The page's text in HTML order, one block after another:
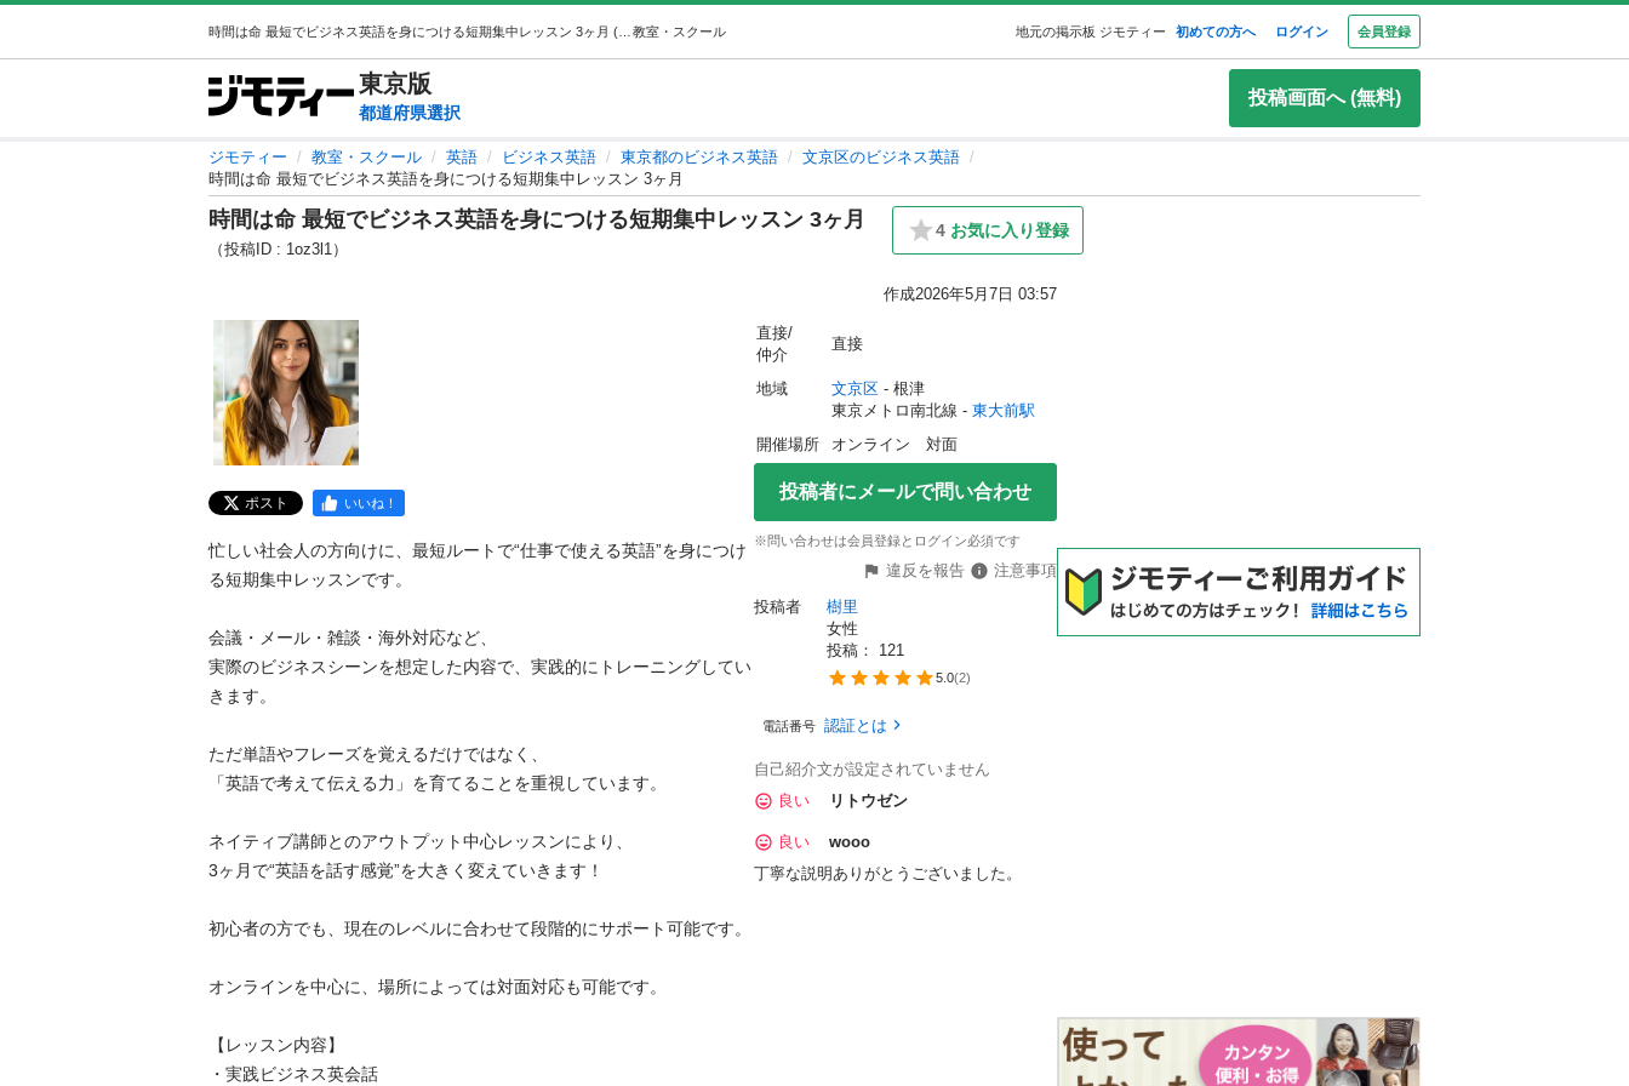
教室・スクール 地元の掲示板 ジモティー 初めての方へ ログイン 会員登録
東京版
都道府県選択
投稿画面へ (無料)
ジモティー 教室・スクール 英語 ビジネス英語 東京都のビジネス英語
文京区のビジネス英語
時間は命 最短でビジネス英語を身につける短期集中レッスン 3ヶ月
時間は命 最短でビジネス英語を身につける短期集中レッスン 3ヶ月
（投稿ID : 1oz3l1）
4 お気に入り登録
作成2026年5月7日 03:57
ポスト いいね！
忙しい社会人の方向けに、最短ルートで“仕事で使える英語”を身につけ
る短期集中レッスンです。
会議・メール・雑談・海外対応など、
実際のビジネスシーンを想定した内容で、実践的にトレーニングしてい
きます。
ただ単語やフレーズを覚えるだけではなく、
「英語で考えて伝える力」を育てることを重視しています。
ネイティブ講師とのアウトプット中心レッスンにより、
3ヶ月で“英語を話す感覚”を大きく変えていきます！
初心者の方でも、現在のレベルに合わせて段階的にサポート可能です。
オンラインを中心に、場所によっては対面対応も可能です。
【レッスン内容】
・実践ビジネス英会話
直接/
仲介
直接
地域 文京区 - 根津
東京メトロ南北線 - 東大前駅
開催場所
オンライン　対面
投稿者にメールで問い合わせ
※問い合わせは会員登録とログイン必須です
違反を報告
注意事項
投稿者
樹里
女性
投稿： 121
5.0(2)
電話番号 認証とは
自己紹介文が設定されていません
良い
リトウゼン
良い
wooo
丁寧な説明ありがとうございました。